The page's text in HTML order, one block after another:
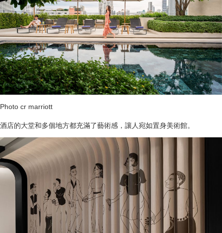
Photo cr marriott
酒店的大堂和多個地方都充滿了藝術感，讓人宛如置身美術館。